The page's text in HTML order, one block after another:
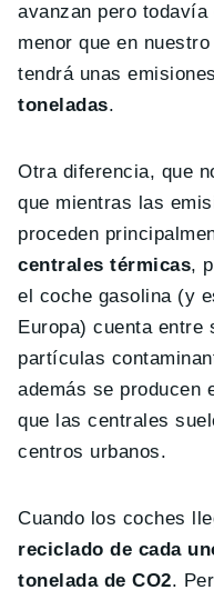
avanzan pero
menor que en
tendrá unas
toneladas.
Otra diferencia, que
que mientras las
proceden
centrales térmicas,
el coche gasolina (y
Europa) cuenta entre
partículas
además se producen
que las centrales
centros urbanos.
Cuando los coches
reciclado de cada
tonelada de CO2.